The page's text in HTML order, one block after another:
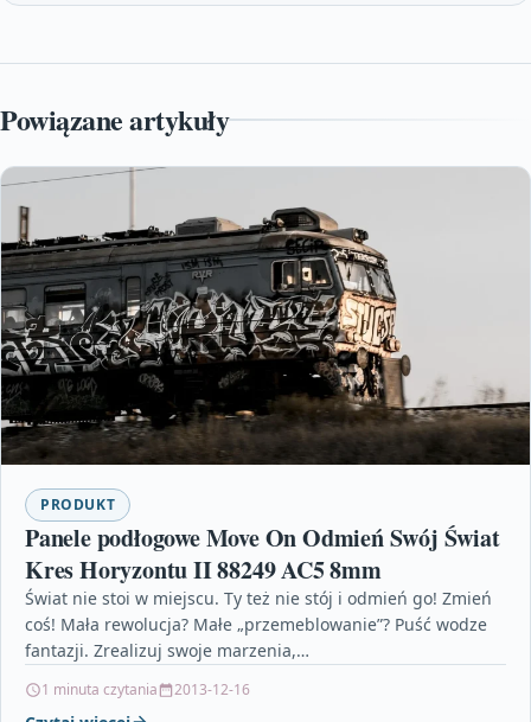
Powiązane artykuły
PRODUKT
Panele podłogowe Move On Odmień Swój Świat
Kres Horyzontu II 88249 AC5 8mm
Świat nie stoi w miejscu. Ty też nie stój i odmień go! Zmień
coś! Mała rewolucja? Małe „przemeblowanie”? Puść wodze
fantazji. Zrealizuj swoje marzenia,…
1 minuta czytania 2013-12-16